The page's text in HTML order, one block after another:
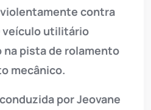
contra
veículo utilitário
na pista de rolamento
mecânico.
por Jeovane